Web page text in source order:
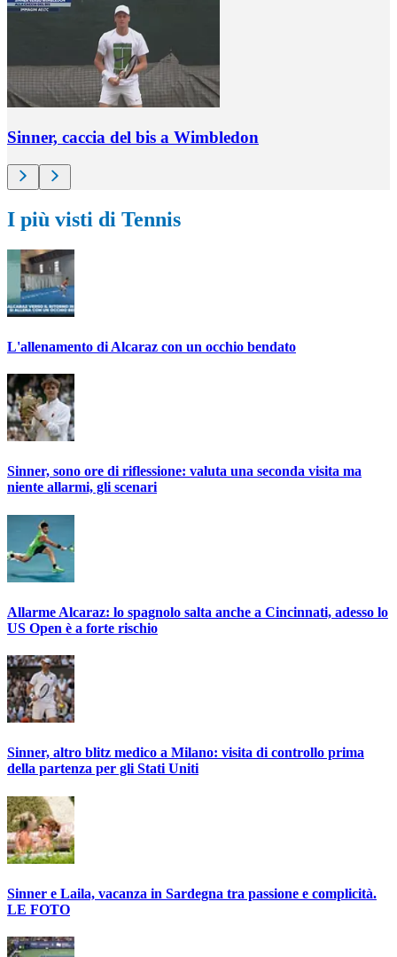
Sinner, caccia del bis a Wimbledon
I più visti di Tennis
L'allenamento di Alcaraz con un occhio bendato
Sinner, sono ore di riflessione: valuta una seconda visita ma
niente allarmi, gli scenari
Allarme Alcaraz: lo spagnolo salta anche a Cincinnati, adesso lo
US Open è a forte rischio
Sinner, altro blitz medico a Milano: visita di controllo prima
della partenza per gli Stati Uniti
Sinner e Laila, vacanza in Sardegna tra passione e complicità.
LE FOTO